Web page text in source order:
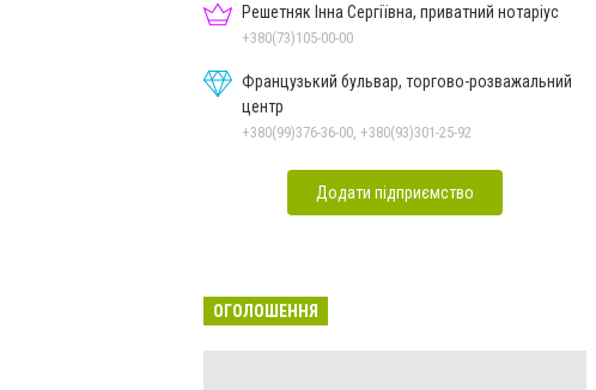
Решетняк Інна Сергіївна, приватний нотаріус
+380(73)105-00-00
Французький бульвар, торгово-розважальний
центр
+380(99)376-36-00, +380(93)301-25-92
Додати підприємство
ОГОЛОШЕННЯ